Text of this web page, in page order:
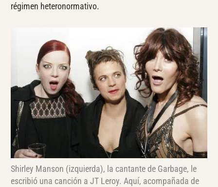
régimen heteronormativo.
Shirley Manson (izquierda), la cantante de Garbage, le
escribió una canción a JT Leroy. Aquí, acompañada de